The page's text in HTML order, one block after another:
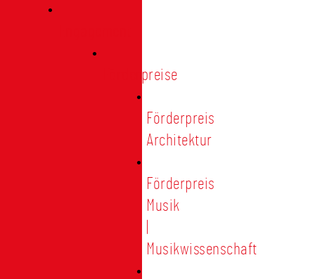
Förderpreise
Förderpreis
Architektur
Förderpreis
Musik
Musikwissenschaft